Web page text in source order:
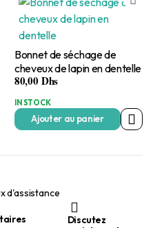
Bonnet de séchage de
cheveux de lapin en dentelle
80,00Dhs
IN STOCK
Ajouter au panier
d'assistance
Discutez